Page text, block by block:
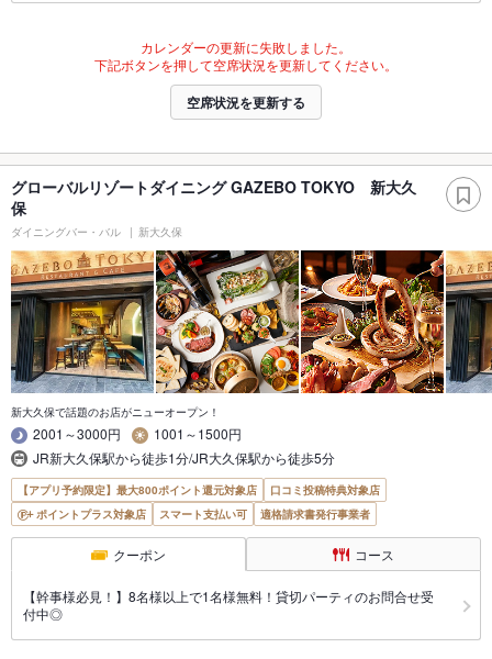
カレンダーの更新に失敗しました。
下記ボタンを押して空席状況を更新してください。
空席状況を更新する
グローバルリゾートダイニング GAZEBO TOKYO 新大久
保
ダイニングバー・バル 新大久保
新大久保で話題のお店がニューオープン！
2001～3000円
1001～1500円
JR新大久保駅から徒歩1分/JR大久保駅から徒歩5分
【アプリ予約限定】最大800ポイント還元対象店
口コミ投稿特典対象店
ポイントプラス対象店
スマート支払い可 適格請求書発行事業者
クーポン コース
【幹事様必見！】8名様以上で1名様無料！貸切パーティのお問合せ受
付中◎